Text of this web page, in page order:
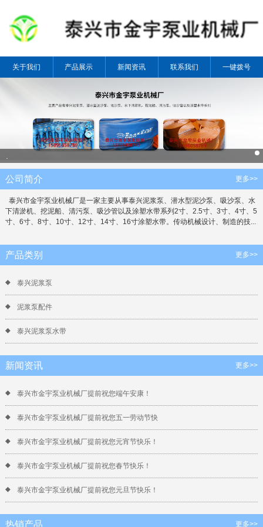
关于我们 产品展示 新闻资讯 联系我们 一键拨号
公司简介 更多>>
泰兴市金宇泵业机械厂是一家主要从事泰兴泥浆泵、潜水型泥沙泵、吸沙泵、水
下清淤机、挖泥船、清污泵、吸沙管以及涂塑水带系列2寸、2.5寸、3寸、4寸、5
寸、6寸、8寸、10寸、12寸、14寸、16寸涂塑水带。传动机械设计、制造的技...
产品类别 更多>>
泰兴泥浆泵
泥浆泵配件
泰兴泥浆泵水带
新闻资讯 更多>>
泰兴市金宇泵业机械厂提前祝您端午安康！
泰兴市金宇泵业机械厂提前祝您五一劳动节快
泰兴市金宇泵业机械厂提前祝您元宵节快乐！
泰兴市金宇泵业机械厂提前祝您春节快乐！
泰兴市金宇泵业机械厂提前祝您元旦节快乐！
热销产品 更多>>